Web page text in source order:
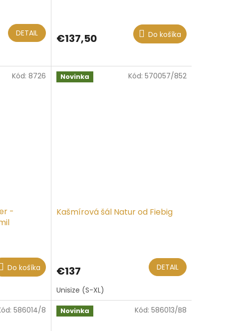
DETAIL €137,50 Do košíka
-
Do košíka
Kód: 8726 Novinka
Kašmírová šál Natur od Fiebig
€137 DETAIL
Unisize (S-XL)
Kód: 570057/852
586014/8 Novinka Kód: 586013/B8